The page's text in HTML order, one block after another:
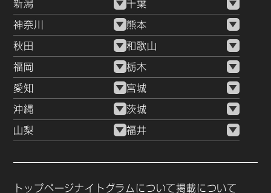
新潟 千葉
神奈川 熊本
秋田 和歌山
福岡 栃木
愛知 宮城
沖縄 茨城
山梨 福井
トップページナイトグラムについて掲載について